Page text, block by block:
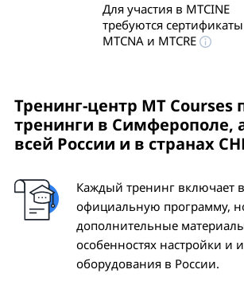
Для участия в MTCINE
требуются сертификаты
MTCNA и MTCRE
Тренинг-центр MT Courses
тренинги в Симферополе,
всей России и в странах
Каждый тренинг включает
официальную программу,
дополнительные
особенностях настройки и
оборудования в России.